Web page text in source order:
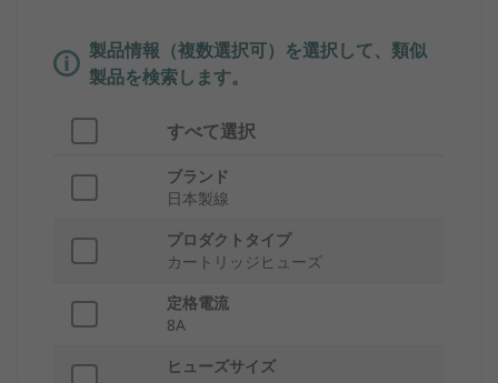
製品情報（複数選択可）を選択して、類似
製品を検索します。
すべて選択
ブランド
日本製線
プロダクトタイプ
カートリッジヒューズ
定格電流
8A
ヒューズサイズ